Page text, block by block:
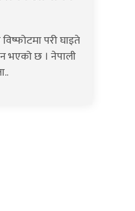
परी घाइते
भएको छ । नेपाली